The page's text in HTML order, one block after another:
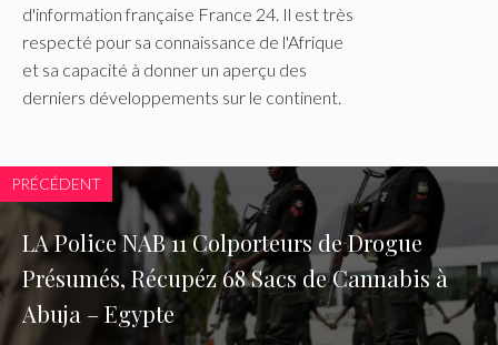
d'information française France 24. Il est très
respecté pour sa connaissance de l'Afrique
et sa capacité à donner un aperçu des
derniers développements sur le continent.
PRÉCÉDENT
LA Police NAB 11 Colporteurs de Drogue
Présumés, Récupéz 68 Sacs de Cannabis à
Abuja – Egypte